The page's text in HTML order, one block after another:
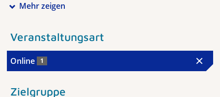
Mehr zeigen
Veranstaltungsart
Online 1
Zielgruppe